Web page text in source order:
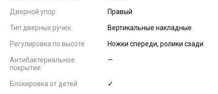
Дверной упор Правый
Тип дверных ручек Вертикальные накладные
Регулировка по высоте Ножки спереди, ролики сзади
Антибактериальное
покрытие
—
Блокировка от детей ✓